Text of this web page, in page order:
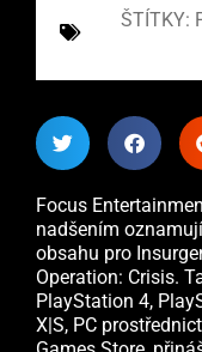
ŠTÍTKY:
Focus
nadšením
obsahu pro
Operation: Crisis.
PlayStation 4,
X|S, PC